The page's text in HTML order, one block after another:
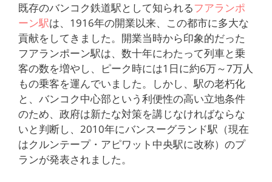
既存のバンコク鉄道駅として知られるフアランポ
ーン駅は、1916年の開業以来、この都市に多大な
貢献をしてきました。開業当時から印象的だった
フアランポーン駅は、数十年にわたって列車と乗
客の数を増やし、ピーク時には1日に約6万～7万人
もの乗客を運んでいました。しかし、駅の老朽化
と、バンコク中心部という利便性の高い立地条件
のため、政府は新たな対策を講じなければならな
いと判断し、2010年にバンスーグランド駅（現在
はクルンテープ・アピワット中央駅に改称）のプ
ランが発表されました。